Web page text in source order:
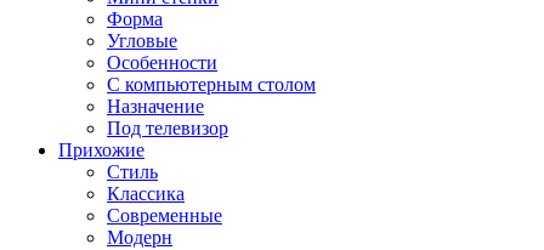
Форма
Угловые
Особенности
С компьютерным столом
Назначение
Под телевизор
Прихожие
Стиль
Классика
Современные
Модерн